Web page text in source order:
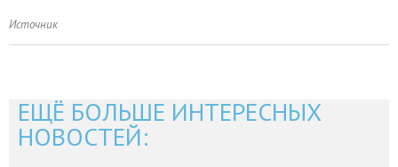
Источник
ЕЩЁ БОЛЬШЕ ИНТЕРЕСНЫХ
НОВОСТЕЙ: